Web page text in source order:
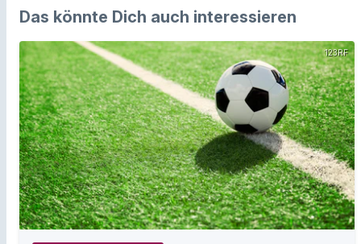
Das könnte Dich auch interessieren
123RF